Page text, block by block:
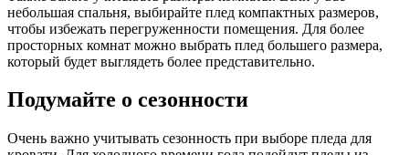
небольшая спальня, выбирайте плед компактных размеров,
чтобы избежать перегруженности помещения. Для более
просторных комнат можно выбрать плед большего размера,
который будет выглядеть более представительно.
Подумайте о сезонности
Очень важно учитывать сезонность при выборе пледа для